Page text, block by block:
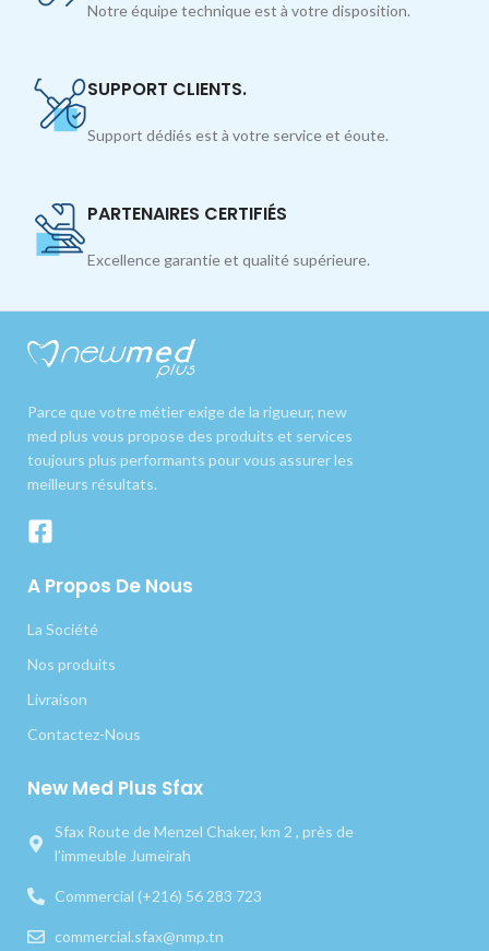
Notre équipe technique est à votre disposition.
SUPPORT CLIENTS.
Support dédiés est à votre service et éoute.
PARTENAIRES CERTIFIÉS
Excellence garantie et qualité supérieure.
Parce que votre métier exige de la rigueur, new
med plus vous propose des produits et services
toujours plus performants pour vous assurer les
meilleurs résultats.
A Propos De Nous
La Société
Nos produits
Livraison
Contactez-Nous
New Med Plus Sfax
Sfax Route de Menzel Chaker, km 2 , près de
l’immeuble Jumeirah
Commercial (+216) 56 283 723
commercial.sfax@nmp.tn